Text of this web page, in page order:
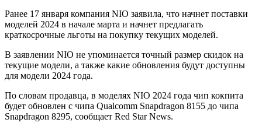
Ранее 17 января компания NIO заявила, что начнет поставки
моделей 2024 в начале марта и начнет предлагать
краткосрочные льготы на покупку текущих моделей.
В заявлении NIO не упоминается точный размер скидок на
текущие модели, а также какие обновления будут доступны
для модели 2024 года.
По словам продавца, в моделях NIO 2024 года чип кокпита
будет обновлен с чипа Qualcomm Snapdragon 8155 до чипа
Snapdragon 8295, сообщает Red Star News.